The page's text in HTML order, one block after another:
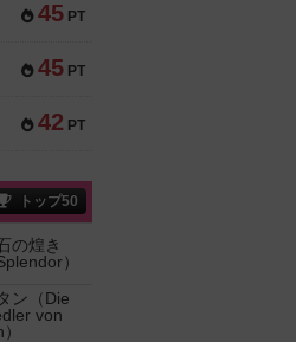
45 PT
45 PT
42 PT
トップ50